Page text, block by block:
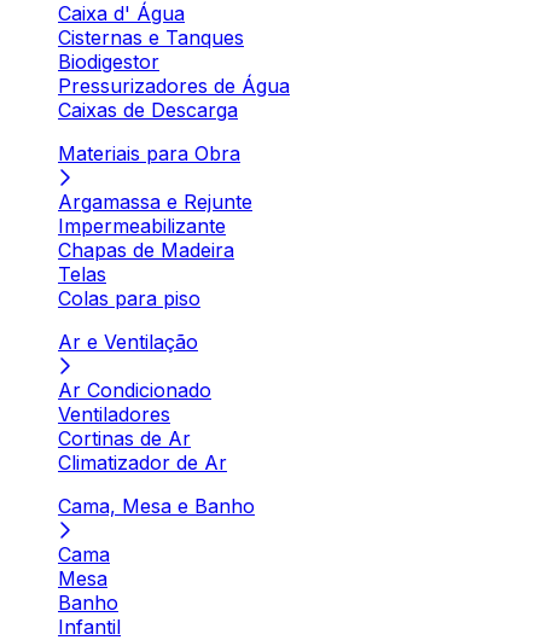
Caixa d' Água
Cisternas e Tanques
Biodigestor
Pressurizadores de Água
Caixas de Descarga
Materiais para Obra
Argamassa e Rejunte
Impermeabilizante
Chapas de Madeira
Telas
Colas para piso
Ar e Ventilação
Ar Condicionado
Ventiladores
Cortinas de Ar
Climatizador de Ar
Cama, Mesa e Banho
Cama
Mesa
Banho
Infantil